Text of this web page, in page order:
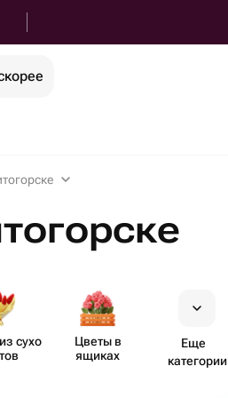
сухо​
Цветы в
ящиках
Еще
категории